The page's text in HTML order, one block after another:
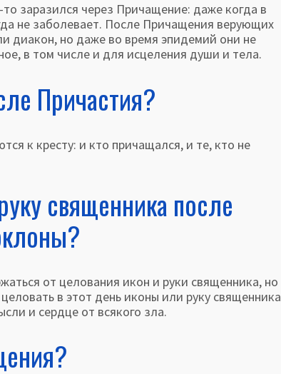
че­рез Причащение: даже когда в
не заболевает. После Причащения верующих
диакон, но даже во время эпи­демий они не
в том числе и для исцеления души и тела.
Причастия?
кресту: и кто причащался, и те, кто не
священника после
от целова­ния икон и руки священника, но
в этот день иконы или руку священника
и сердце от всякого зла.